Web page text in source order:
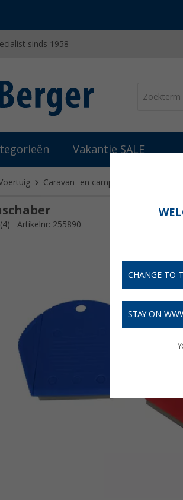
sinds 1958
Vakantie SALE
Caravan- en camper reiniging en
(4) Artikelnr: 255890
CHANGE TO
STAY ON